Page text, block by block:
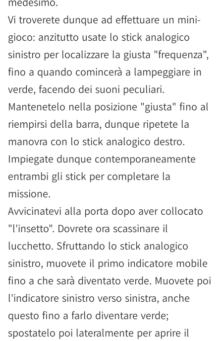
Vi troverete dunque ad effettuare un mini-
gioco: anzitutto usate lo stick analogico
sinistro per localizzare la giusta "frequenza",
fino a quando comincerà a lampeggiare in
verde, facendo dei suoni peculiari.
Mantenetelo nella posizione "giusta" fino al
riempirsi della barra, dunque ripetete la
manovra con lo stick analogico destro.
Impiegate dunque contemporaneamente
entrambi gli stick per completare la
missione.
Avvicinatevi alla porta dopo aver collocato
"l'insetto". Dovrete ora scassinare il
lucchetto. Sfruttando lo stick analogico
sinistro, muovete il primo indicatore mobile
fino a che sarà diventato verde. Muovete poi
l'indicatore sinistro verso sinistra, anche
questo fino a farlo diventare verde;
spostatelo poi lateralmente per aprire il